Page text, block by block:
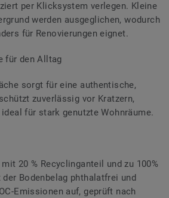
per Klicksystem verlegen. Kleine
werden ausgeglichen, wodurch
für Renovierungen eignet.
für den Alltag
sorgt für eine authentische,
zuverlässig vor Kratzern,
für stark genutzte Wohnräume.
20 % Recyclinganteil und zu 100%
Bodenbelag phthalatfrei und
Emissionen auf, geprüft nach